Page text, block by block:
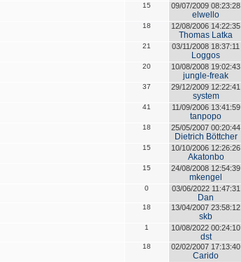
15 09/07/2009 08:23:28
elwello
18 12/08/2006 14:22:35
Thomas Latka
21 03/11/2008 18:37:11
Loggos
20 10/08/2008 19:02:43
jungle-freak
37 29/12/2009 12:22:41
system
41 11/09/2006 13:41:59
tanpopo
18 25/05/2007 00:20:44
Dietrich Böttcher
15 10/10/2006 12:26:26
Akatonbo
15 24/08/2008 12:54:39
mkengel
0 03/06/2022 11:47:31
Dan
18 13/04/2007 23:58:12
skb
1 10/08/2022 00:24:10
dst
18 02/02/2007 17:13:40
Carido